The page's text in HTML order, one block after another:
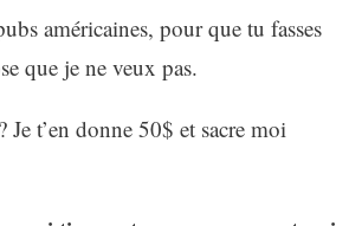
américaines, pour que tu fasses
que je ne veux pas.
t’en donne 50$ et sacre moi